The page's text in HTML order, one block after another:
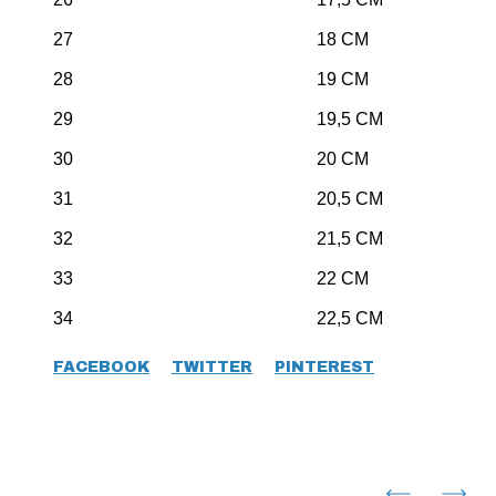
27 18 CM
28 19 CM
29 19,5 CM
30 20 CM
31 20,5 CM
32 21,5 CM
33 22 CM
34 22,5 CM
FACEBOOK TWITTER PINTEREST